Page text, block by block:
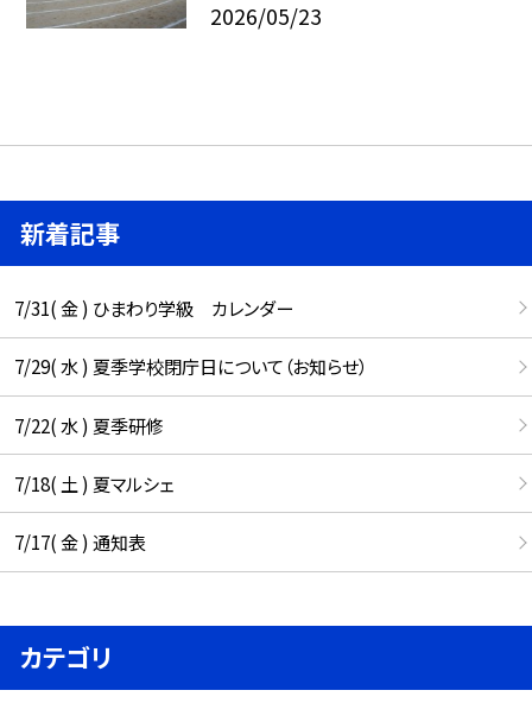
2026/05/23
新着記事
7/31( 金 ) ひまわり学級 カレンダー
7/29( 水 ) 夏季学校閉庁日について（お知らせ）
7/22( 水 ) 夏季研修
7/18( 土 ) 夏マルシェ
7/17( 金 ) 通知表
カテゴリ